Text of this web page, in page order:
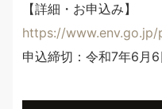
【詳細・お申込み】
https://www.env.go.jp/
申込締切：令和7年6月6